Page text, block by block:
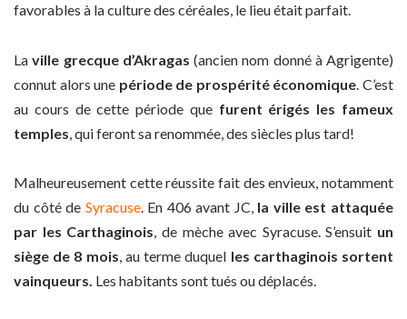
favorables à la culture des céréales, le lieu était parfait.
Laville grecque d’Akragas (ancien nom donné à Agrigente)
connut alors une période de prospérité économique. C’est
au cours de cette période que furent érigés les fameux
temples, qui feront sa renommée, des siècles plus tard!
Malheureusement cette réussite fait des envieux, notamment
du côté de Syracuse. En 406 avant JC, la ville est attaquée
par les Carthaginois, de mèche avec Syracuse. S’ensuit un
siège de 8 mois, au terme duquel les carthaginois sortent
vainqueurs. Les habitants sont tués ou déplacés.